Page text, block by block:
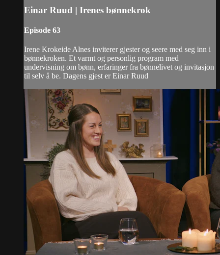
Einar Ruud | Irenes bønnekrok
Episode 63
Irene Krokeide Alnes inviterer gjester og seere med seg inn i
bønnekroken. Et varmt og personlig program med
undervisning om bønn, erfaringer fra bønnelivet og invitasjon
til selv å be. Dagens gjest er Einar Ruud